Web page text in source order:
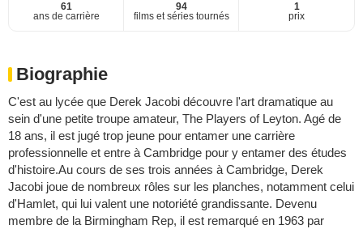
61
ans de carrière
94
films et séries tournés
1
prix
Biographie
C'est au lycée que Derek Jacobi découvre l'art dramatique au
sein d'une petite troupe amateur, The Players of Leyton. Agé de
18 ans, il est jugé trop jeune pour entamer une carrière
professionnelle et entre à Cambridge pour y entamer des études
d'histoire.Au cours de ses trois années à Cambridge, Derek
Jacobi joue de nombreux rôles sur les planches, notamment celui
d'Hamlet, qui lui valent une notoriété grandissante. Devenu
membre de la Birmingham Rep, il est remarqué en 1963 par